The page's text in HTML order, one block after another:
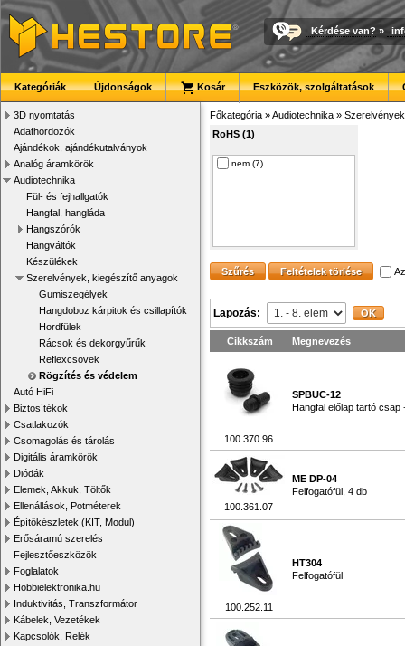
Kérdése van? »
Kategóriák Újdonságok Kosár Eszközök, szolgáltatások
3D nyomtatás
Adathordozók
Ajándékok, ajándékutalványok
Analóg áramkörök
Audiotechnika
Fül- és fejhallgatók
Hangfal, hangláda
Hangszórók
Hangváltók
Készülékek
Szerelvények, kiegészítő anyagok
Gumiszegélyek
Hangdoboz kárpitok és csillapítók
Hordfülek
Rácsok és dekorgyűrűk
Reflexcsövek
Rögzítés és védelem
Autó HiFi
Biztosítékok
Csatlakozók
Csomagolás és tárolás
Digitális áramkörök
Diódák
Elemek, Akkuk, Töltők
Ellenállások, Potméterek
Építőkészletek (KIT, Modul)
Erősáramú szerelés
Fejlesztőeszközök
Foglalatok
Hobbielektronika.hu
Induktivitás, Transzformátor
Kábelek, Vezetékek
Kapcsolók, Relék
Főkategória »Audiotechnika »
RoHS (1)
nem (7)
Lapozás:
Cikkszám Megnevezés
100.370.96
SPBUC-12
Hangfal előlap tartó csap
100.361.07
ME DP-04
Felfogatófül, 4 db
100.252.11
HT304
Felfogatófül